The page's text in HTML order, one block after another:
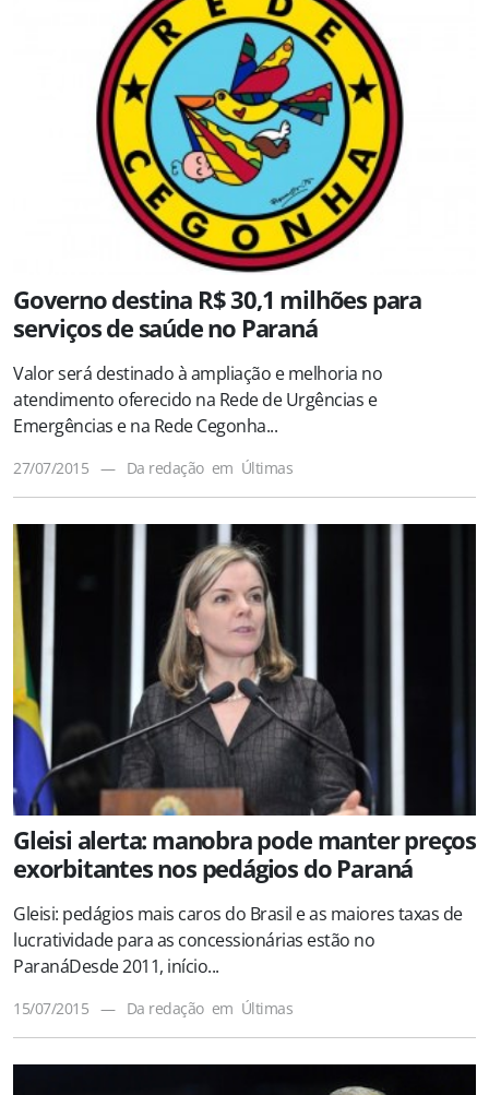
Governo destina R$ 30,1 milhões para
serviços de saúde no Paraná
Valor será destinado à ampliação e melhoria no
atendimento oferecido na Rede de Urgências e
Emergências e na Rede Cegonha...
27/07/2015 — Da redação em Últimas
Gleisi alerta: manobra pode manter preços
exorbitantes nos pedágios do Paraná
Gleisi: pedágios mais caros do Brasil e as maiores taxas de
lucratividade para as concessionárias estão no
ParanáDesde 2011, início...
15/07/2015 — Da redação em Últimas